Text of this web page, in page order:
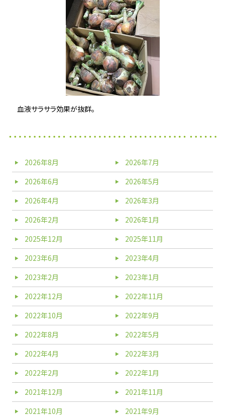
血液サラサラ効果が抜群。
2026年8月
2026年7月
2026年6月
2026年5月
2026年4月
2026年3月
2026年2月
2026年1月
2025年12月
2025年11月
2023年6月
2023年4月
2023年2月
2023年1月
2022年12月
2022年11月
2022年10月
2022年9月
2022年8月
2022年5月
2022年4月
2022年3月
2022年2月
2022年1月
2021年12月
2021年11月
2021年10月
2021年9月